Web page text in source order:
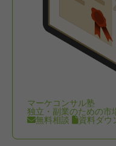
マーケコンサル塾
独立・副業のための市
無料相談
資料ダウ